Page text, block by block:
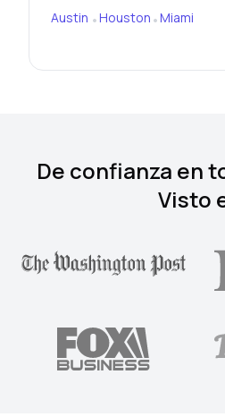
Austin •Houston •Miami
De confianza en
Visto